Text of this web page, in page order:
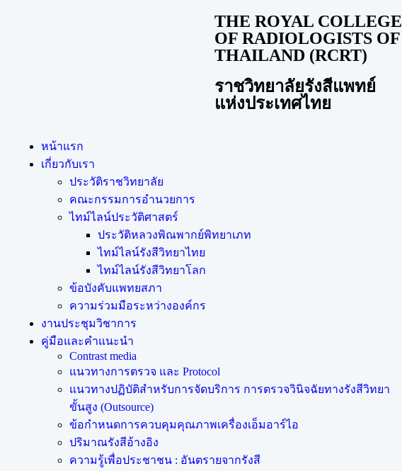
THE ROYAL COLLEGE
OF RADIOLOGISTS OF
THAILAND (RCRT)
ราชวิทยาลัยรังสีแพทย์
แห่งประเทศไทย
หน้าแรก
เกี่ยวกับเรา
ประวัติราชวิทยาลัย
คณะกรรมการอำนวยการ
ไทม์ไลน์ประวัติศาสตร์
ประวัติหลวงพิณพากย์พิทยาเภท
ไทม์ไลน์รังสีวิทยาไทย
ไทม์ไลน์รังสีวิทยาโลก
ข้อบังคับแพทยสภา
ความร่วมมือระหว่างองค์กร
งานประชุมวิชาการ
คู่มือและคำแนะนำ
Contrast media
แนวทางการตรวจ และ Protocol
แนวทางปฏิบัติสำหรับการจัดบริการ การตรวจวินิจฉัยทางรังสีวิทยา
ขั้นสูง (Outsource)
ข้อกำหนดการควบคุมคุณภาพเครื่องเอ็มอาร์ไอ
ปริมาณรังสีอ้างอิง
ความรู้เพื่อประชาชน : อันตรายจากรังสี